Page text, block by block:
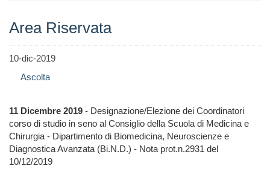
Area Riservata
10-dic-2019
Ascolta
11 Dicembre 2019 - Designazione/Elezione dei Coordinatori
corso di studio in seno al Consiglio della Scuola di Medicina e
Chirurgia - Dipartimento di Biomedicina, Neuroscienze e
Diagnostica Avanzata (Bi.N.D.) - Nota prot.n.2931 del
10/12/2019